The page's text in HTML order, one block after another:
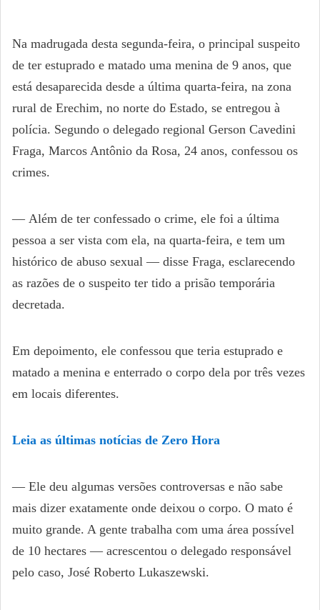
Na madrugada desta segunda-feira, o principal suspeito
de ter estuprado e matado uma menina de 9 anos, que
está desaparecida desde a última quarta-feira, na zona
rural de Erechim, no norte do Estado, se entregou à
polícia. Segundo o delegado regional Gerson Cavedini
Fraga, Marcos Antônio da Rosa, 24 anos, confessou os
crimes.
— Além de ter confessado o crime, ele foi a última
pessoa a ser vista com ela, na quarta-feira, e tem um
histórico de abuso sexual — disse Fraga, esclarecendo
as razões de o suspeito ter tido a prisão temporária
decretada.
Em depoimento, ele confessou que teria estuprado e
matado a menina e enterrado o corpo dela por três vezes
em locais diferentes.
Leia as últimas notícias de Zero Hora
— Ele deu algumas versões controversas e não sabe
mais dizer exatamente onde deixou o corpo. O mato é
muito grande. A gente trabalha com uma área possível
de 10 hectares — acrescentou o delegado responsável
pelo caso, José Roberto Lukaszewski.